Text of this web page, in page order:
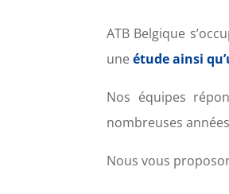
ATB Belgique
uneétude ainsi
Nos équipes
nombreuses
Nous vous